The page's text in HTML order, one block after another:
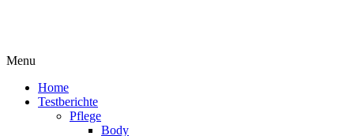
Menu
Home
Testberichte
Pflege
Body